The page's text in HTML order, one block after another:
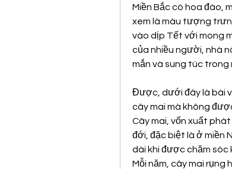
Miền Bắc có hoa đào,
xem là màu tượng
vào dịp Tết với mong
của nhiều người, nhà
mắn và sung túc trong
Được, dưới đây là bài
cây mai mà không
Cây mai, vốn xuất
đới, đặc biệt là ở miền
dài khi được chăm sóc
Mỗi năm, cây mai